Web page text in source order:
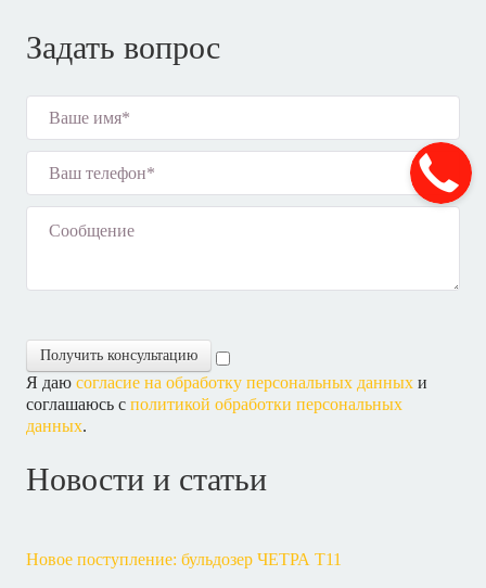
Задать вопрос
Получить консультацию
Я даю согласие на обработку персональных данных и
соглашаюсь с политикой обработки персональных
данных.
Новости и статьи
Новое поступление: бульдозер ЧЕТРА Т11